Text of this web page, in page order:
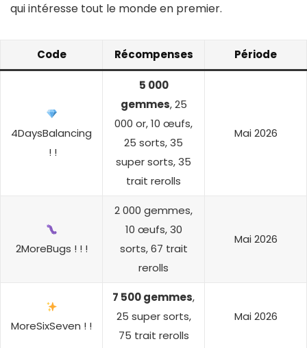
qui intéresse tout le monde en premier.
Code Récompenses Période
4DaysBalancing
! !
5 000
gemmes, 25
000 or, 10 œufs,
25 sorts, 35
super sorts, 35
trait rerolls
Mai 2026
2MoreBugs ! ! !
2 000 gemmes,
10 œufs, 30
sorts, 67 trait
rerolls
Mai 2026
MoreSixSeven ! !
7 500 gemmes,
25 super sorts,
75 trait rerolls
Mai 2026